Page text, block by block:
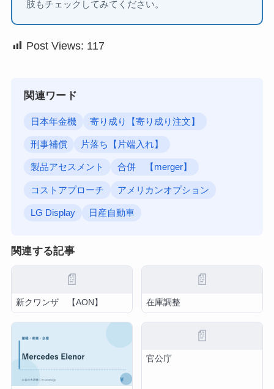
肢もチェックしてみてください。
Post Views: 117
関連ワード
日本年金機 寄り成り【寄り成り注文】
刑事補償 片落ち【片端入れ】
製品アセスメント 合併 【merger】
コストアプローチ アメリカンオプション
LG Display 日産自動車
関連する記事
📄
新クワンザ 【AON】
📄
在庫調整
📄
官公庁